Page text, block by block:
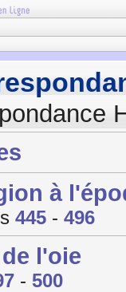
à
445 - 496
l'oie
- 500